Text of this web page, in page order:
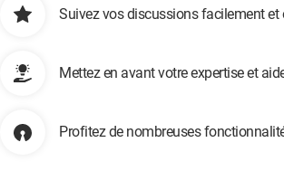
Suivez vos discussions facilement et
Mettez en avant votre expertise et
Profitez de nombreuses